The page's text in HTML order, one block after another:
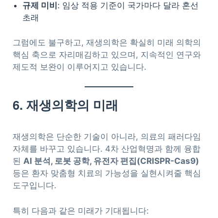
규제 미비 : 임상 적용 기준이 국가마다 달라 혼선
초래
그럼에도 불구하고, 재생의학은 확실히 미래 의학의
핵심 축으로 자리매김하고 있으며, 지속적인 연구와
제도적 보완이 이루어지고 있습니다.
6. 재생의학의 미래
재생의학은 단순한 기술이 아니라, 의료의 패러다임
자체를 바꾸고 있습니다. 4차 산업혁명과 함께 융합
된AI 분석, 로봇 공학, 유전자 편집(CRISPR-Cas9)
등은 환자 맞춤형 치료의 가능성을 실현시켜줄 핵심
도구입니다.
특히 다음과 같은 미래가 기대됩니다: